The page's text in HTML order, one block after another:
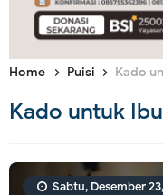
Home Puisi Kado
Kado untuk
Sabtu, Desember